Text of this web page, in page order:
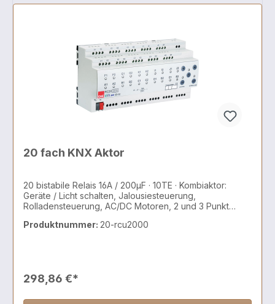
20 fach KNX Aktor
20 bistabile Relais 16A / 200µF · 10TE · Kombiaktor:
Geräte / Licht schalten, Jalousiesteuerung,
Rolladensteuerung, AC/DC Motoren, 2 und 3 Punkt
Produktnummer: 20-rcu2000
298,86 €*